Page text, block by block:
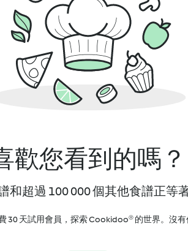
歡您看到的嗎？
和超過 100 000 個其他食譜正等
30 天試用會員，探索 Cookidoo® 的世界。沒有